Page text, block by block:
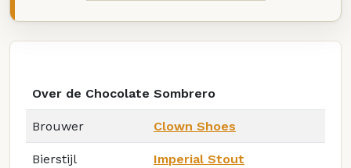
Over de Chocolate Sombrero
Brouwer Clown Shoes
Bierstijl Imperial Stout